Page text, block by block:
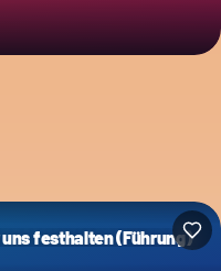
festhalten (Führung)